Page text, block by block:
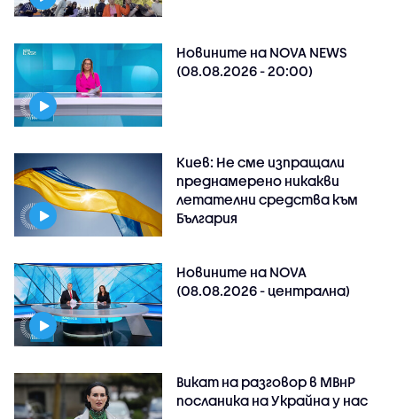
Новините на NOVA NEWS
(08.08.2026 - 20:00)
Киев: Не сме изпращали
преднамерено никакви
летателни средства към
България
Новините на NOVA
(08.08.2026 - централна)
Викат на разговор в МВнР
посланика на Украйна у нас